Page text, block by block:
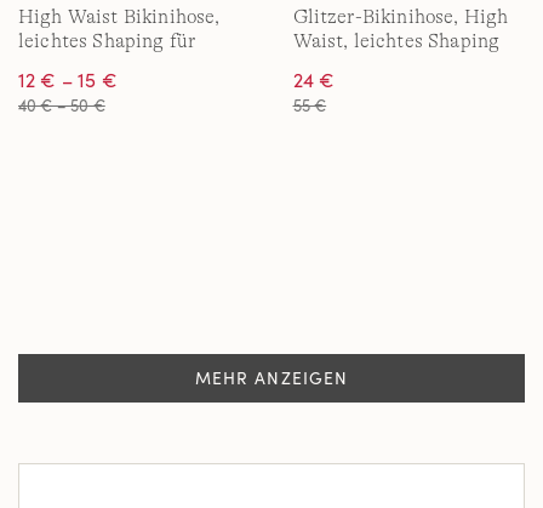
High Waist Bikinihose,
leichtes Shaping für
12 € – 15 €
40 € – 50 €
Glitzer-Bikinihose, High
Waist, leichtes Shaping
24 €
55 €
MEHR ANZEIGEN